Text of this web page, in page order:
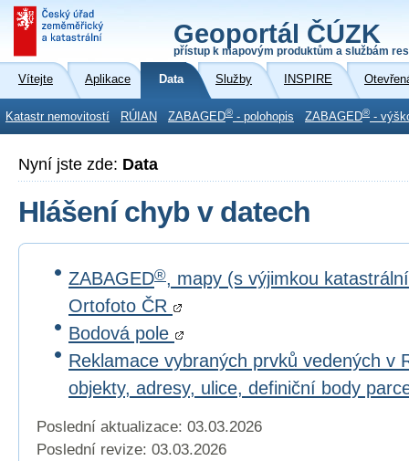
Geoportál ČÚZK
přístup k mapovým produktům a službám
Vítejte Aplikace Data Služby INSPIRE
Katastr nemovitostí RÚIAN ZABAGED® - polohopis ZABAGED® -
Nyní jste zde: Data
Hlášení chyb v datech
ZABAGED®, mapy (s výjimkou
Ortofoto ČR
Bodová pole
Reklamace vybraných prvků vedených v
objekty, adresy, ulice, definiční body
Poslední aktualizace: 03.03.2026
Poslední revize: 03.03.2026